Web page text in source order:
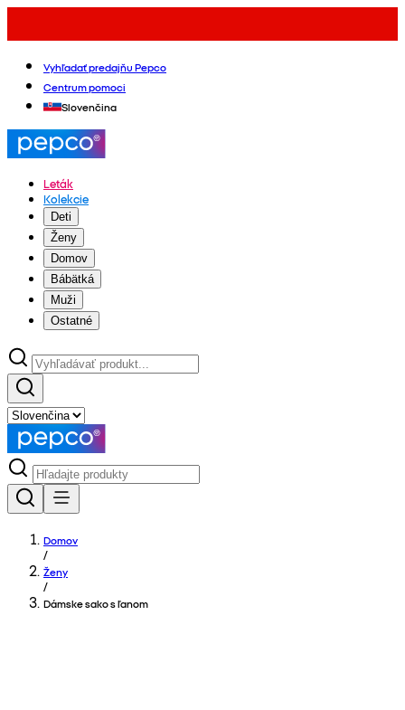
Vyhľadať predajňu Pepco
Centrum pomoci
Slovenčina
Leták
Kolekcie
Deti
Ženy
Domov
Bábätká
Muži
Ostatné
Domov
/
Ženy
/
Dámske sako s ľanom